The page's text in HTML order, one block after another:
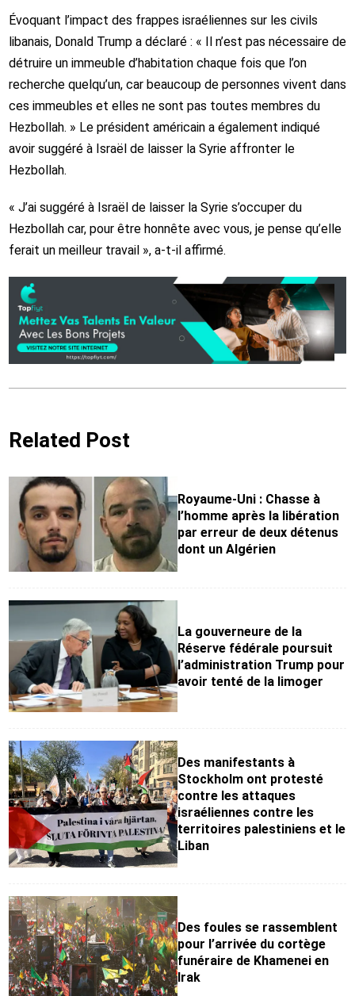
Évoquant l’impact des frappes israéliennes sur les civils
libanais, Donald Trump a déclaré : « Il n’est pas nécessaire de
détruire un immeuble d’habitation chaque fois que l’on
recherche quelqu’un, car beaucoup de personnes vivent dans
ces immeubles et elles ne sont pas toutes membres du
Hezbollah. » Le président américain a également indiqué
avoir suggéré à Israël de laisser la Syrie affronter le
Hezbollah.
« J’ai suggéré à Israël de laisser la Syrie s’occuper du
Hezbollah car, pour être honnête avec vous, je pense qu’elle
ferait un meilleur travail », a-t-il affirmé.
Related Post
Royaume-Uni : Chasse à
l’homme après la libération
par erreur de deux détenus
dont un Algérien
La gouverneure de la
Réserve fédérale poursuit
l’administration Trump pour
avoir tenté de la limoger
Des manifestants à
Stockholm ont protesté
contre les attaques
israéliennes contre les
territoires palestiniens et le
Liban
Des foules se rassemblent
pour l’arrivée du cortège
funéraire de Khamenei en
Irak